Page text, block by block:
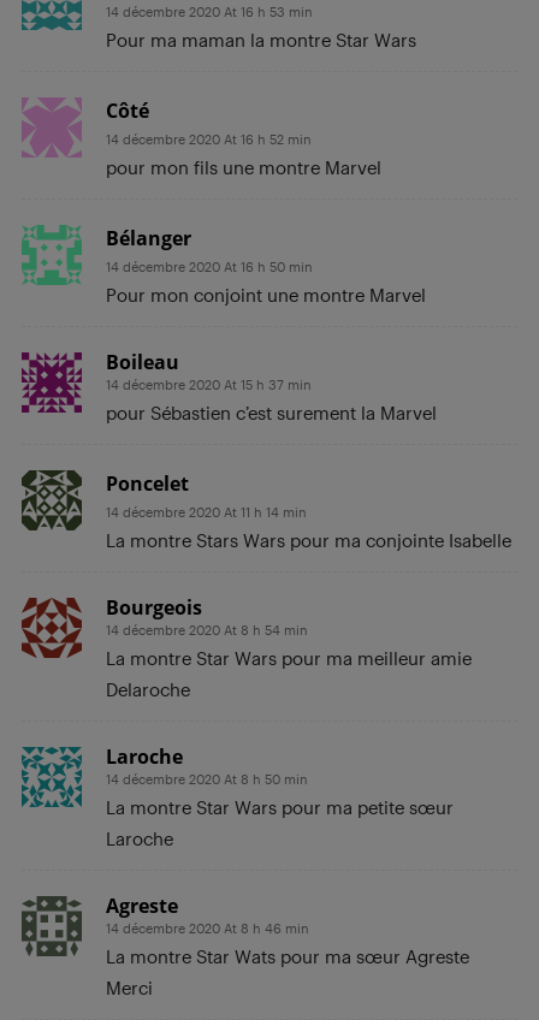
14 décembre 2020 At 16 h 53 min
Pour ma maman la montre Star Wars
Côté
14 décembre 2020 At 16 h 52 min
pour mon fils une montre Marvel
Bélanger
14 décembre 2020 At 16 h 50 min
Pour mon conjoint une montre Marvel
Boileau
14 décembre 2020 At 15 h 37 min
pour Sébastien c’est surement la Marvel
Poncelet
14 décembre 2020 At 11 h 14 min
La montre Stars Wars pour ma conjointe Isabelle
Bourgeois
14 décembre 2020 At 8 h 54 min
La montre Star Wars pour ma meilleur amie
Delaroche
Laroche
14 décembre 2020 At 8 h 50 min
La montre Star Wars pour ma petite sœur
Laroche
Agreste
14 décembre 2020 At 8 h 46 min
La montre Star Wats pour ma sœur Agreste
Merci